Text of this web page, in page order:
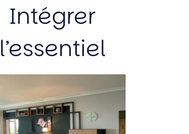
Intégrer
l’essentiel